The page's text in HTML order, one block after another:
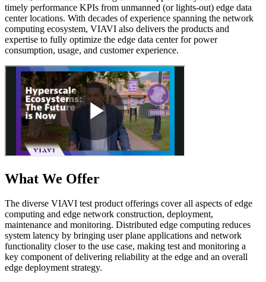
timely performance KPIs from unmanned (or lights-out) edge data
center locations. With decades of experience spanning the network
computing ecosystem, VIAVI also delivers the products and
expertise to fully optimize the edge data center for power
consumption, usage, and customer experience.
What We Offer
The diverse VIAVI test product offerings cover all aspects of edge
computing and edge network construction, deployment,
maintenance and monitoring. Distributed edge computing reduces
system latency by bringing user plane applications and network
functionality closer to the use case, making test and monitoring a
key component of delivering reliability at the edge and an overall
edge deployment strategy.